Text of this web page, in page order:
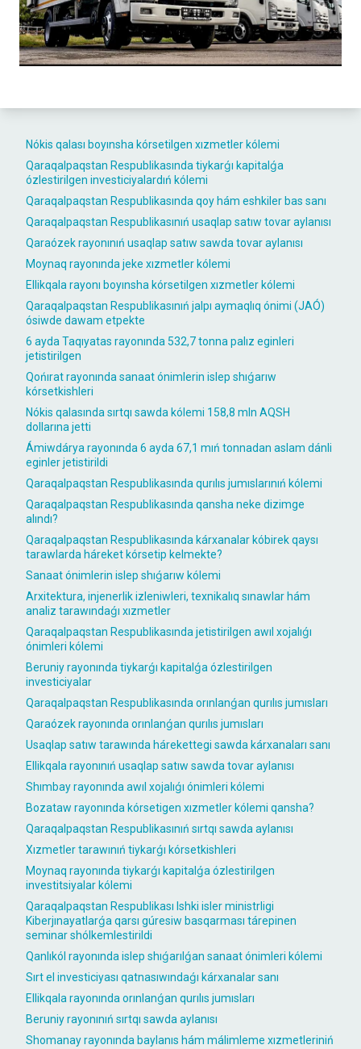
Nókis qalası boyınsha kórsetilgen xızmetler kólemi
Qaraqalpaqstan Respublikasında tiykarǵı kapitalǵa
ózlestirilgen investiciyalardıń kólemi
Qaraqalpaqstan Respublikasında qoy hám eshkiler bas sanı
Qaraqalpaqstan Respublikasınıń usaqlap satıw tovar aylanısı
Qaraózek rayonınıń usaqlap satıw sawda tovar aylanısı
Moynaq rayonında jeke xızmetler kólemi
Ellikqala rayonı boyınsha kórsetilgen xızmetler kólemi
Qaraqalpaqstan Respublikasınıń jalpı aymaqlıq ónimi (JAÓ)
ósiwde dawam etpekte
6 ayda Taqıyatas rayonında 532,7 tonna palız eginleri
jetistirilgen
Qońırat rayonında sanaat ónimlerin islep shıǵarıw
kórsetkishleri
Nókis qalasında sırtqı sawda kólemi 158,8 mln AQSH
dollarına jetti
Ámiwdárya rayonında 6 ayda 67,1 mıń tonnadan aslam dánli
eginler jetistirildi
Qaraqalpaqstan Respublikasında qurılıs jumıslarınıń kólemi
Qaraqalpaqstan Respublikasında qansha neke dizimge
alındı?
Qaraqalpaqstan Respublikasında kárxanalar kóbirek qaysı
tarawlarda háreket kórsetip kelmekte?
Sanaat ónimlerin islep shıǵarıw kólemi
Arxitektura, injenerlik izleniwleri, texnikalıq sınawlar hám
analiz tarawındaǵı xızmetler
Qaraqalpaqstan Respublikasında jetistirilgen awıl xojalıǵı
ónimleri kólemi
Beruniy rayonında tiykarǵı kapitalǵa ózlestirilgen
investiciyalar
Qaraqalpaqstan Respublikasında orınlanǵan qurılıs jumısları
Qaraózek rayonında orınlanǵan qurılıs jumısları
Usaqlap satıw tarawında hárekettegi sawda kárxanaları sanı
Ellikqala rayonınıń usaqlap satıw sawda tovar aylanısı
Shımbay rayonında awıl xojalıǵı ónimleri kólemi
Bozataw rayonında kórsetigen xızmetler kólemi qansha?
Qaraqalpaqstan Respublikasınıń sırtqı sawda aylanısı
Xızmetler tarawınıń tiykarǵı kórsetkishleri
Moynaq rayonında tiykarǵı kapitalǵa ózlestirilgen
investitsiyalar kólemi
Qaraqalpaqstan Respublikası Ishki isler ministrligi
Kiberjınayatlarǵa qarsı gúresiw basqarması tárepinen
seminar shólkemlestirildi
Qanlıkól rayonında islep shıǵarılǵan sanaat ónimleri kólemi
Sırt el investiciyası qatnasıwındaǵı kárxanalar sanı
Ellikqala rayonında orınlanǵan qurılıs jumısları
Beruniy rayonınıń sırtqı sawda aylanısı
Shomanay rayonında baylanıs hám málimleme xızmetleriniń